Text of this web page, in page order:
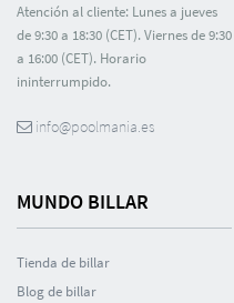
Atención al cliente: Lunes a jueves
de 9:30 a 18:30 (CET). Viernes de 9:30
a 16:00 (CET). Horario
ininterrumpido.
info@poolmania.es
MUNDO BILLAR
Tienda de billar
Blog de billar